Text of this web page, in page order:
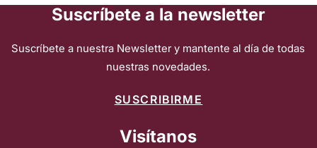
Suscríbete a la newsletter
Suscríbete a nuestra Newsletter y mantente al día de todas
nuestras novedades.
SUSCRIBIRME
Visítanos